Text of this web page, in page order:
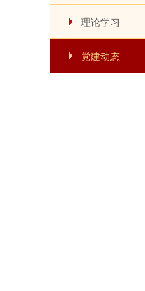
理论学习
党建动态